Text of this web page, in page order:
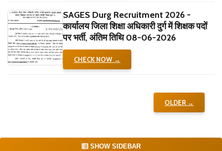
SAGES Durg Recruitment 2026 -
कार्यालय जिला शिक्षा अधिकारी दुर्ग में शिक्षक पदों
पर भर्ती, अंतिम तिथि 08-06-2026
CHECK NOW →
OLDER →
SHOW SIDEBAR